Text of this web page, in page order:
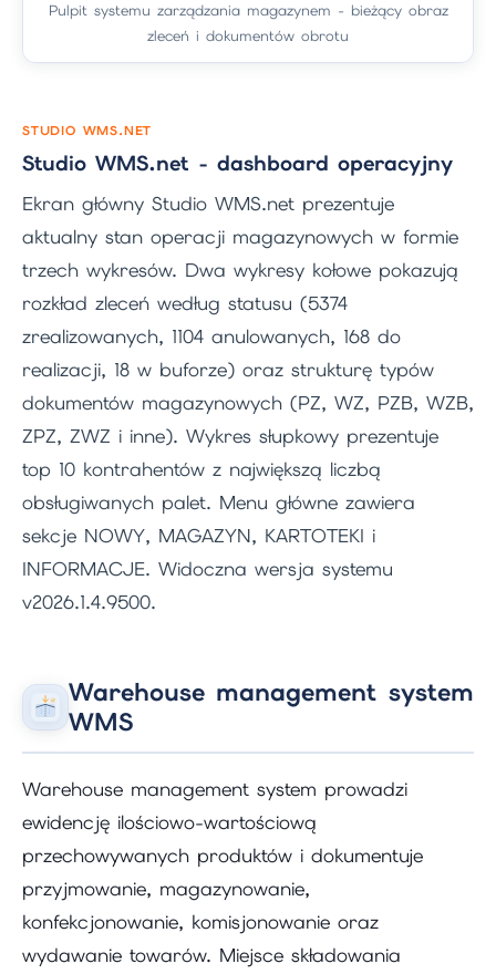
Pulpit systemu zarządzania magazynem - bieżący obraz
zleceń i dokumentów obrotu
STUDIO WMS.NET
Studio WMS.net - dashboard operacyjny
Ekran główny Studio WMS.net prezentuje
aktualny stan operacji magazynowych w formie
trzech wykresów. Dwa wykresy kołowe pokazują
rozkład zleceń według statusu (5374
zrealizowanych, 1104 anulowanych, 168 do
realizacji, 18 w buforze) oraz strukturę typów
dokumentów magazynowych (PZ, WZ, PZB, WZB,
ZPZ, ZWZ i inne). Wykres słupkowy prezentuje
top 10 kontrahentów z największą liczbą
obsługiwanych palet. Menu główne zawiera
sekcje NOWY, MAGAZYN, KARTOTEKI i
INFORMACJE. Widoczna wersja systemu
v2026.1.4.9500.
Warehouse management system
WMS
Warehouse management system prowadzi
ewidencję ilościowo-wartościową
przechowywanych produktów i dokumentuje
przyjmowanie, magazynowanie,
konfekcjonowanie, komisjonowanie oraz
wydawanie towarów. Miejsce składowania